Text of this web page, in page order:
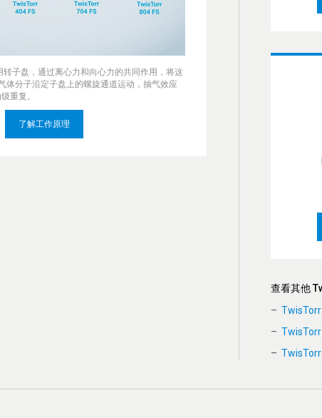
子盘，通过离心力和向心力的共同作用，将这
体分子沿定子盘上的螺旋通道运动，抽气效应
重复。
了解工作原理
查看其他
TwisTorr
TwisTorr
TwisTorr